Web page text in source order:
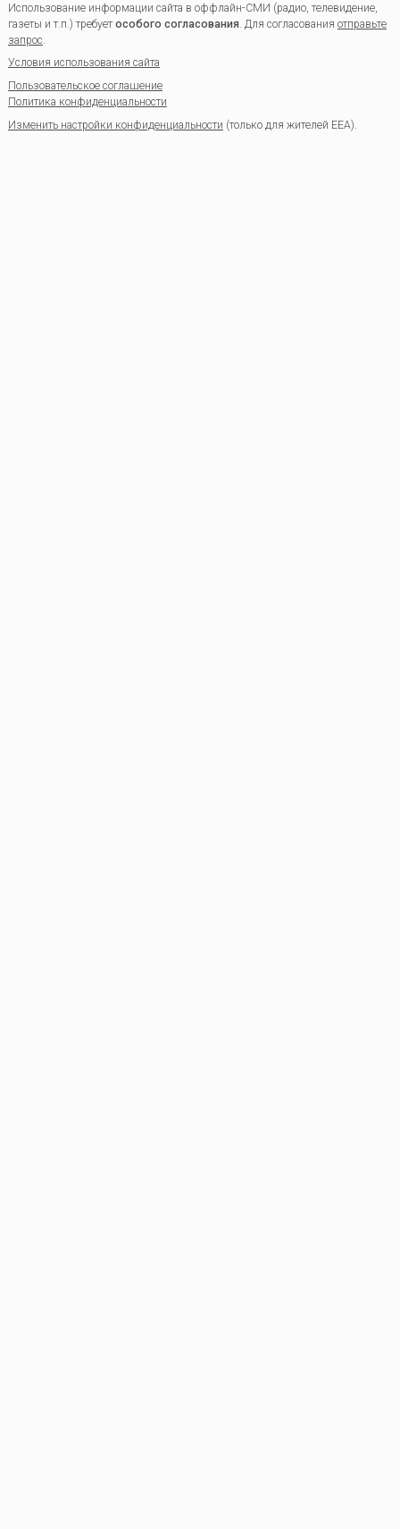
Использование информации сайта в оффлайн-СМИ (радио, телевидение,
газеты и т.п.) требуетособого согласования . Для согласования отправьте
запрос
Условия использования сайта
Пользовательское соглашение
Политика конфиденциальности
Изменить настройки конфиденциальности (только для жителей EEA).